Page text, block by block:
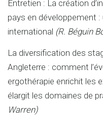
Entretien : La création
pays en développement
international (R. Béguin
La diversification des
Angleterre : comment
ergothérapie enrichit les
élargit les domaines de
Warren)